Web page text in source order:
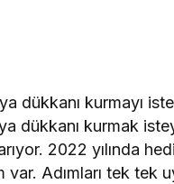
dükkanı kurmayı
dükkanı kurmak
2022 yılında
var. Adımları tek